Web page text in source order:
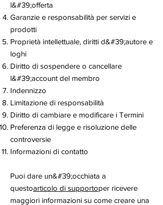
l&#39;offerta
Garanzie e responsabilità per servizi e
prodotti
Proprietà intellettuale, diritti d&#39;autore e
loghi
Diritto di sospendere o cancellare
l&#39;account del membro
Indennizzo
Limitazione di responsabilità
Diritto di cambiare e modificare i Termini
Preferenza di legge e risoluzione delle
controversie
Informazioni di contatto
Puoi dare un&#39;occhiata a
questoarticolo di supportoper ricevere
maggiori informazioni su come creare una